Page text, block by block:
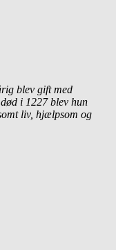
blev gift med
i 1227 blev hun
liv, hjælp­som og